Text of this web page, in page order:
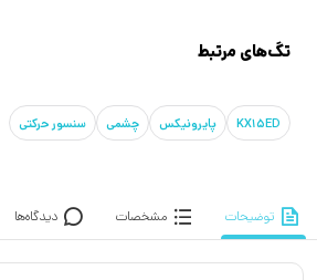
تگ‌های مرتبط
KX15ED پایرونیکس چشمی سنسور حرکتی
توضیحات مشخصات دیدگاه‌ها